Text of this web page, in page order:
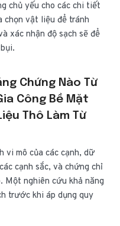
chủ yếu cho các chi tiết
chọn vật liệu để tránh
xác nhận độ sạch sẽ để
Chứng Nào Từ
Công Bề Mặt
Thô Làm Từ
vi mô của các cạnh, dữ
cạnh sắc, và chứng chỉ
Một nghiên cứu khả năng
trước khi áp dụng quy